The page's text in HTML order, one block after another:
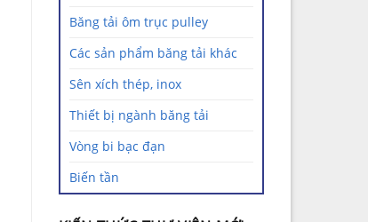
Băng tải ôm trục pulley
Các sản phẩm băng tải khác
Sên xích thép, inox
Thiết bị ngành băng tải
Vòng bi bạc đạn
Biến tần